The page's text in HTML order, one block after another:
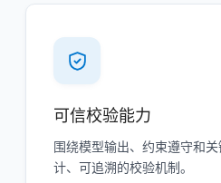
可信校验能力
围绕模型输出、约束遵守和
计、可追溯的校验机制。